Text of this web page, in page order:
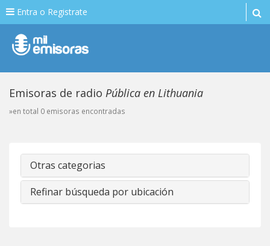
Entra o Registrate
Emisoras de radio Pública en Lithuania
»en total 0 emisoras encontradas
Otras categorias
Refinar búsqueda por ubicación